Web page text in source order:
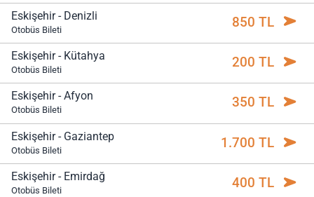
Eskişehir - Denizli
Otobüs Bileti 850 TL
Eskişehir - Kütahya
Otobüs Bileti 200 TL
Eskişehir - Afyon
Otobüs Bileti 350 TL
Eskişehir - Gaziantep
Otobüs Bileti 1.700 TL
Eskişehir - Emirdağ
Otobüs Bileti 400 TL